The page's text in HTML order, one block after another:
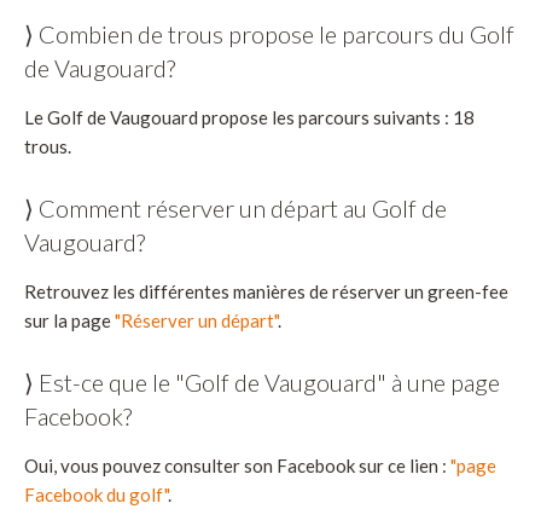
⟩ Combien de trous propose le parcours du Golf
de Vaugouard?
Le Golf de Vaugouard propose les parcours suivants : 18
trous.
⟩ Comment réserver un départ au Golf de
Vaugouard?
Retrouvez les différentes manières de réserver un green-fee
sur la page"Réserver un départ".
⟩ Est-ce que le "Golf de Vaugouard" à une page
Facebook?
Oui, vous pouvez consulter son Facebook sur ce lien : "page
Facebook du golf".